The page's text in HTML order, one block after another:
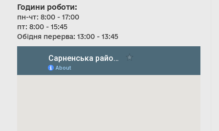
Години роботи:
пн-чт: 8:00 - 17:00
пт: 8:00 - 15:45
Обідня перерва: 13:00 - 13:45